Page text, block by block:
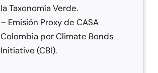
la Taxonomía Verde.
– Emisión Proxy de CASA
Colombia por Climate Bonds
Initiative (CBI).